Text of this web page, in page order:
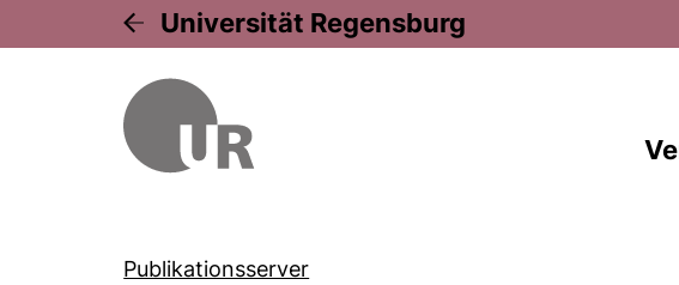
Universität Regensburg
Publikationsserver